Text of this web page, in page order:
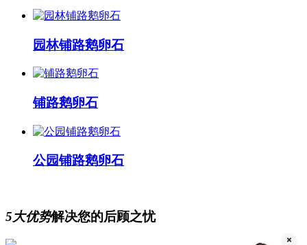
园林铺路鹅卵石
铺路鹅卵石
公园铺路鹅卵石
5大优势解决您的后顾之忧